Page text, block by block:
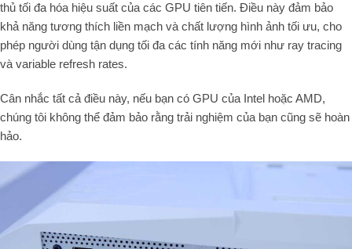
thủ tối đa hóa hiệu suất của các GPU tiên tiến. Điều này đảm bảo
khả năng tương thích liền mạch và chất lượng hình ảnh tối ưu, cho
phép người dùng tận dụng tối đa các tính năng mới như ray tracing
và variable refresh rates.
Cân nhắc tất cả điều này, nếu bạn có GPU của Intel hoặc AMD,
chúng tôi không thể đảm bảo rằng trải nghiệm của bạn cũng sẽ hoàn
hảo.